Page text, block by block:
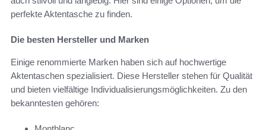
perfekte Aktentasche zu finden.
Die besten Hersteller und Marken
Einige renommierte Marken haben sich auf hochwertige
Aktentaschen spezialisiert. Diese Hersteller stehen für Qualität
und bieten vielfältige Individualisierungsmöglichkeiten. Zu den
bekanntesten gehören: